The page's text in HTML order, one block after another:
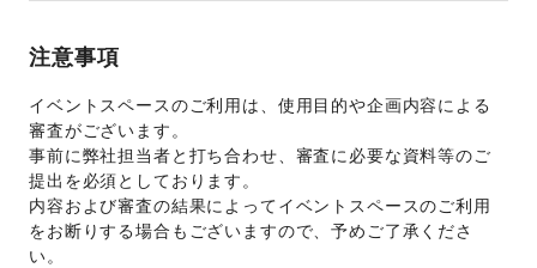
注意事項
イベントスペースのご利用は、使用目的や企画内容による
審査がございます。
事前に弊社担当者と打ち合わせ、審査に必要な資料等のご
提出を必須としております。
内容および審査の結果によってイベントスペースのご利用
をお断りする場合もございますので、予めご了承くださ
い。